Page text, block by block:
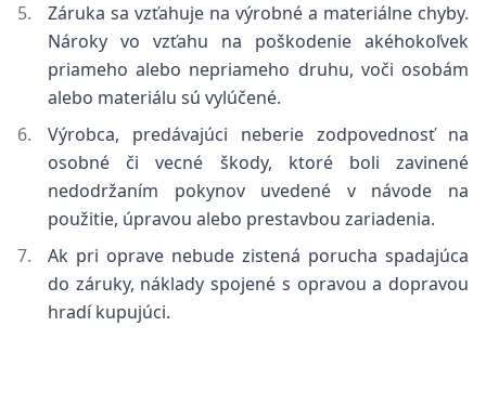
Záruka sa vzťahuje na výrobné a materiálne chyby.
Nároky vo vzťahu na poškodenie akéhokoľvek
priameho alebo nepriameho druhu, voči osobám
alebo materiálu sú vylúčené.
Výrobca, predávajúci neberie zodpovednosť na
osobné či vecné škody, ktoré boli zavinené
nedodržaním pokynov uvedené v návode na
použitie, úpravou alebo prestavbou zariadenia.
Ak pri oprave nebude zistená porucha spadajúca
do záruky, náklady spojené s opravou a dopravou
hradí kupujúci.